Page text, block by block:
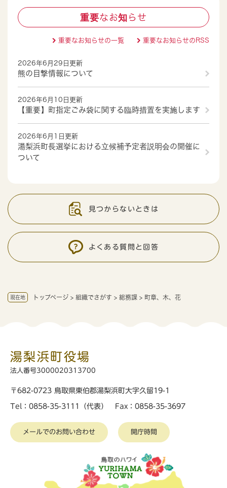
現在地 トップページ > 組織でさがす > 総務課 > 町章、木、花
重要なお知らせ
2026年6月29日更新
熊の目撃情報について
2026年6月10日更新
【重要】町指定ごみ袋に関する臨時措置を実施します
2026年6月1日更新
湯梨浜町長選挙における立候補予定者説明会の開催に
ついて
重要なお知らせの一覧 重要なお知らせのRSS
見つからないときは
よくある質問と回答
湯梨浜町役場
法人番号3000020313700
〒682-0723 鳥取県東伯郡湯梨浜町大字久留19-1
Tel：0858-35-3111（代表） Fax：0858-35-3697
メールでのお問い合わせ 開庁時間